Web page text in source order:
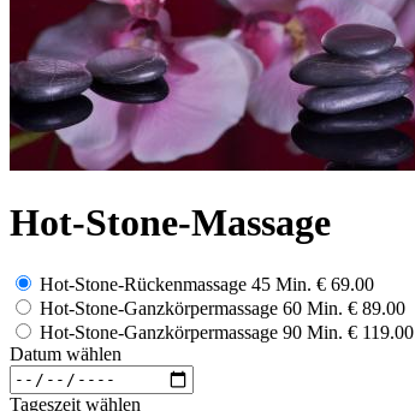
Hot-Stone-Massage
Hot-Stone-Rückenmassage 45 Min. € 69.00
Hot-Stone-Ganzkörpermassage 60 Min. € 89.00
Hot-Stone-Ganzkörpermassage 90 Min. € 119.00
Datum wählen
Tageszeit wählen